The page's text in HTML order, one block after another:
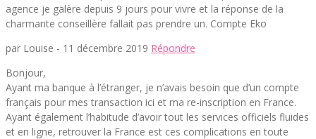
agence je galère depuis 9 jours pour vivre et la réponse de la
charmante conseillère fallait pas prendre un. Compte Eko
par Louise - 11 décembre 2019 Répondre
Bonjour,
Ayant ma banque à l’étranger, je n’avais besoin que d’un compte
français pour mes transaction ici et ma re-inscription en France.
Ayant également l’habitude d’avoir tout les services officiels fluides
et en ligne, retrouver la France est ces complications en toute